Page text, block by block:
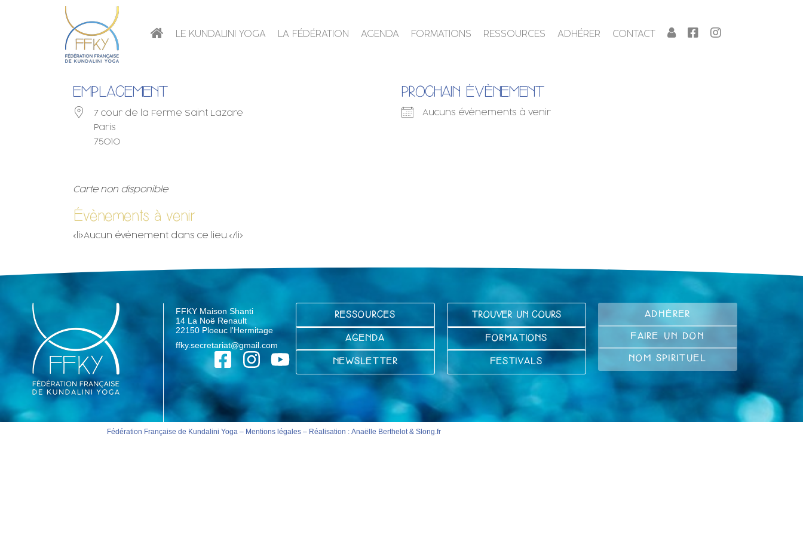
LE KUNDALINI YOGA LA FÉDÉRATION AGENDA FORMATIONS RESSOURCES ADHÉRER CONTACT
EMPLACEMENT
7 cour de la Ferme Saint Lazare
Paris
75010
PROCHAIN ÉVÈNEMENT
Aucuns évènements à venir
Carte non disponible
Évènements à venir
<li>Aucun événement dans ce lieu.</li>
FFKY Maison Shanti
14 La Noë Renault
22150 Ploeuc l'Hermitage
ffky.secretariat@gmail.com
RESSOURCES
AGENDA
NEWSLETTER
TROUVER UN COURS
FORMATIONS
FESTIVALS
ADHÉRER
FAIRE UN DON
NOM SPIRITUEL
Fédération Française de Kundalini Yoga – Mentions légales– Réalisation : Anaëlle Berthelot& Slong.fr